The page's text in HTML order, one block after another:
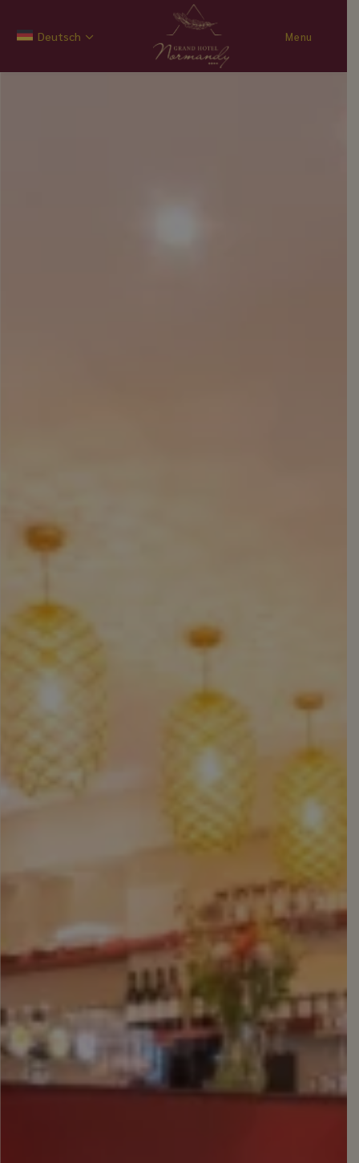
Deutsch Menu
Essen &